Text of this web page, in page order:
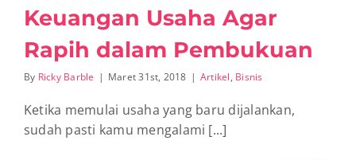
Keuangan Usaha Agar
Rapih dalam Pembukuan
By Ricky Barble | Maret 31st, 2018 | Artikel, Bisnis
Ketika memulai usaha yang baru dijalankan,
sudah pasti kamu mengalami [...]